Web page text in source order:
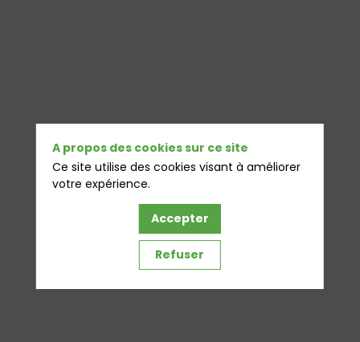
A propos des cookies sur ce site
Ce site utilise des cookies visant à améliorer
votre expérience.
Accepter
Refuser